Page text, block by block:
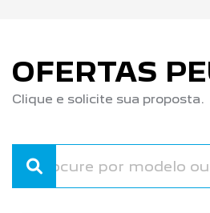
OFERTAS
Clique e solicite sua proposta.